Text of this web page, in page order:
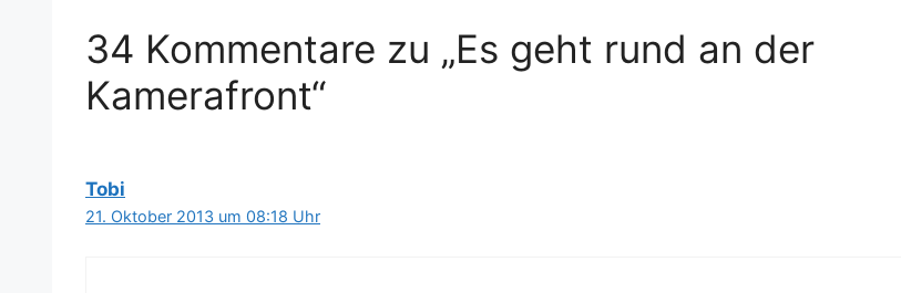
34 Kommentare zu „Es geht rund an der
Kamerafront“
Tobi
21. Oktober 2013 um 08:18 Uhr